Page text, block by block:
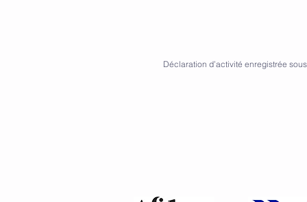
Déclaration d’activité enregistrée